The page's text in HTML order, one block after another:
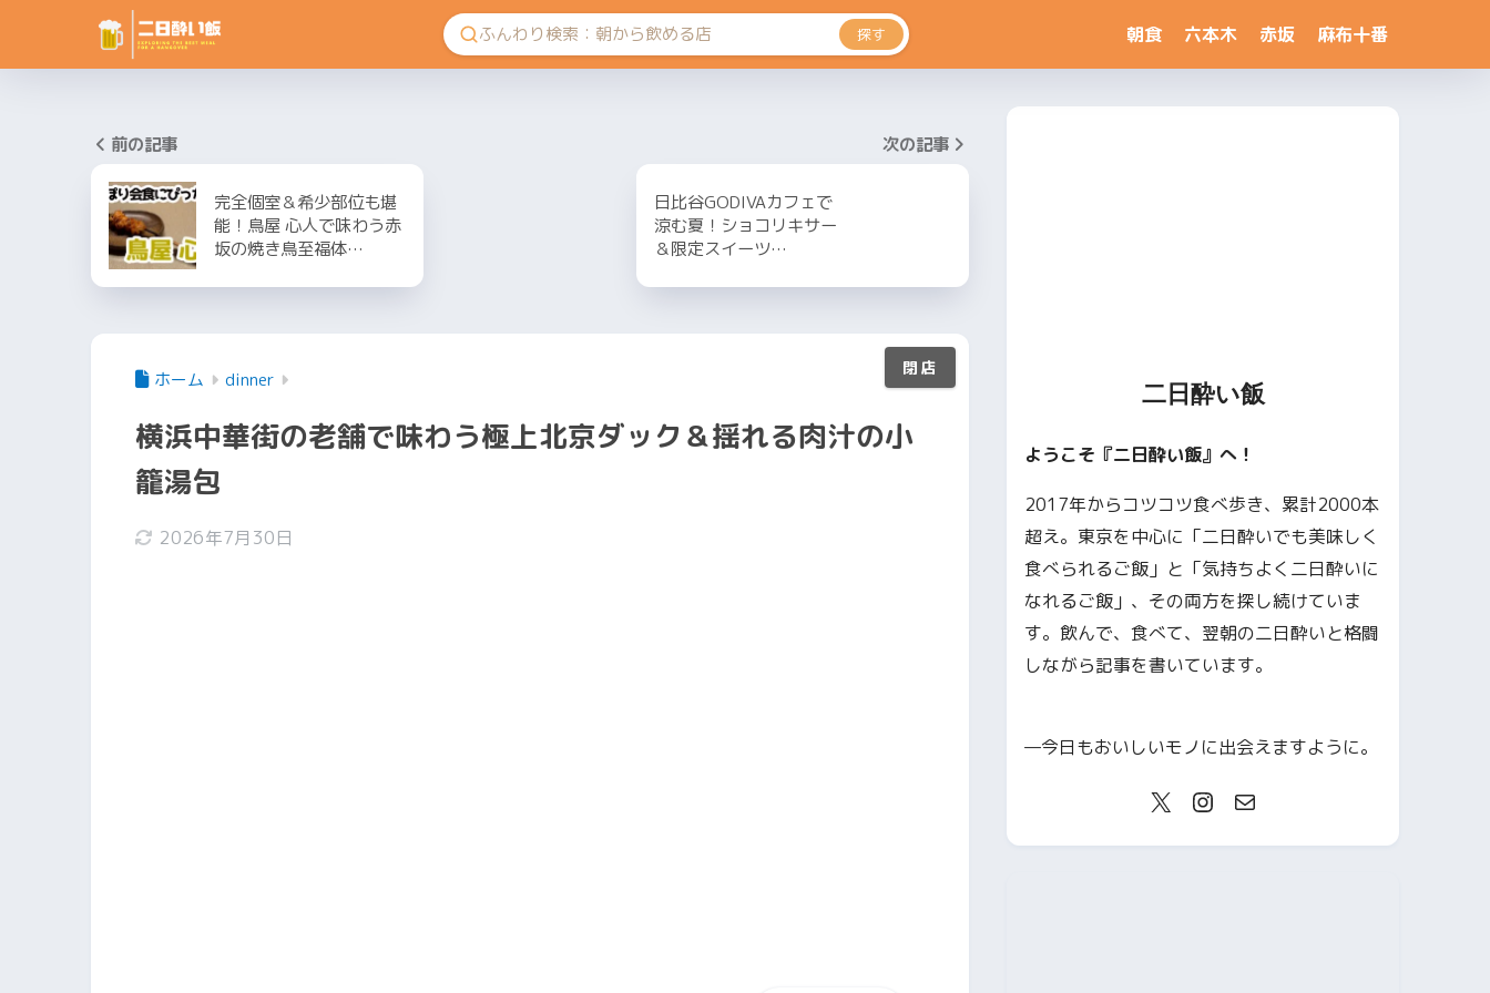
探す 朝食 六本木 赤坂 麻布十番
前の記事
完全個室＆希少部位も堪
能！鳥屋 心人で味わう赤
坂の焼き鳥至福体…
次の記事
日比谷GODIVAカフェで
涼む夏！ショコリキサー
＆限定スイーツ…
ホーム dinner
横浜中華街の老舗で味わう極上北京ダック＆揺れる肉汁の小
籠湯包
2026年7月30日
二日酔い飯
ようこそ『二日酔い飯』へ！
2017年からコツコツ食べ歩き、累計2000本
超え。東京を中心に「二日酔いでも美味しく
食べられるご飯」と「気持ちよく二日酔いに
なれるご飯」、その両方を探し続けていま
す。飲んで、食べて、翌朝の二日酔いと格闘
しながら記事を書いています。
—今日もおいしいモノに出会えますように。